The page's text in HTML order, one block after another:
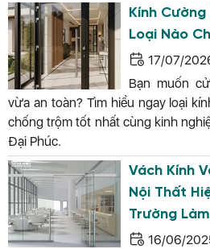
Kính
Loại Nào
17/07/
Bạn muốn
vừa an toàn? Tìm hiểu ngay loại
chống trộm tốt nhất cùng kinh
Đại Phúc.
Vách Kính
Nội Thất
Trường
16/06/